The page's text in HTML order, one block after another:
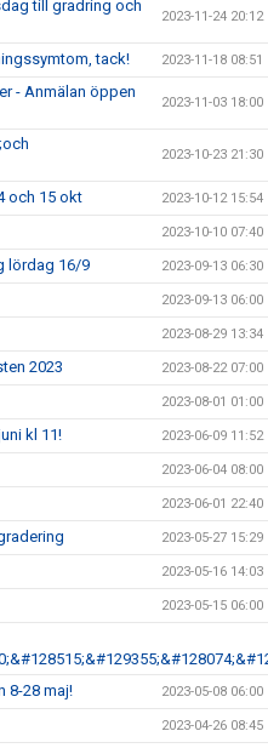
till gradring och
2023-11-24 20:12
tack! 2023-11-18 08:51
- Anmälan öppen
2023-11-03 18:00
2023-10-23 21:30
och 15 okt 2023-10-12 15:54
2023-10-10 07:40
lördag 16/9 2023-09-13 06:30
2023-09-13 06:00
2023-08-29 13:34
2023 2023-08-22 07:00
2023-08-01 01:00
kl 11! 2023-06-09 11:52
2023-06-04 08:00
2023-06-01 22:40
2023-05-27 15:29
2023-05-16 14:03
2023-05-15 06:00
8-28 maj!
2023-05-08 06:00
2023-04-26 08:45